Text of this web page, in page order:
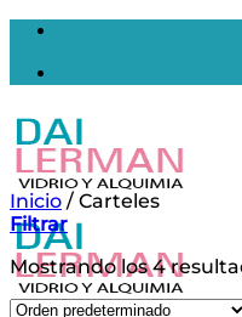
Saltar
contenido
Inicio / Carteles
Filtrar
Mostrando los 4